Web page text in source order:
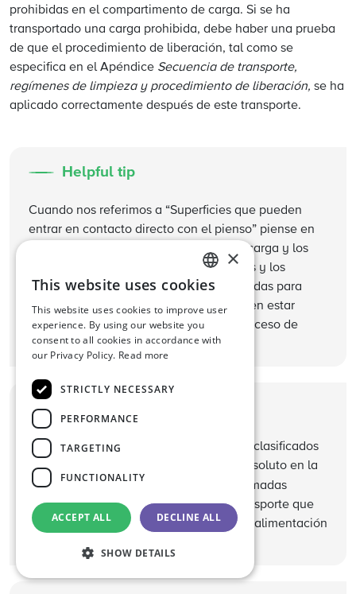
prohibidas en el compartimento de carga. Si se ha
transportado una carga prohibida, debe haber una prueba
de que el procedimiento de liberación, tal como se
especifica en el Apéndice Secuencia de transporte,
regímenes de limpieza y procedimiento de liberación, se ha
aplicado correctamente después de este transporte.
Helpful tip
Cuando nos referimos a “Superficies que pueden
entrar en contacto directo con el pienso” piense en
elementos como las mangueras de descarga y los
utensilios de limpieza, como las escobas y los
cepillos. Por ejemplo, las escobas utilizadas para
limpiar un compartimento de carga deben estar
libres de suciedad antes de iniciar el proceso de
limpieza.
Cargas prohibidas
. Todos los productos clasificados
como prohibidos o no clasificados en absoluto en la
IDTF, están
prohibidos
como cargas (llamadas
"cargas prohibidas") para medios de transporte que
transportan productos utilizados para la alimentación
ENGLISH
DUTCH
GERMAN
×
This website uses cookies
This website uses cookies to improve user
experience. By using our website you
consent to all cookies in accordance with
our Privacy Policy. Read more
STRICTLY NECESSARY
PERFORMANCE
TARGETING
FUNCTIONALITY
ACCEPT ALL DECLINE ALL
SHOW DETAILS